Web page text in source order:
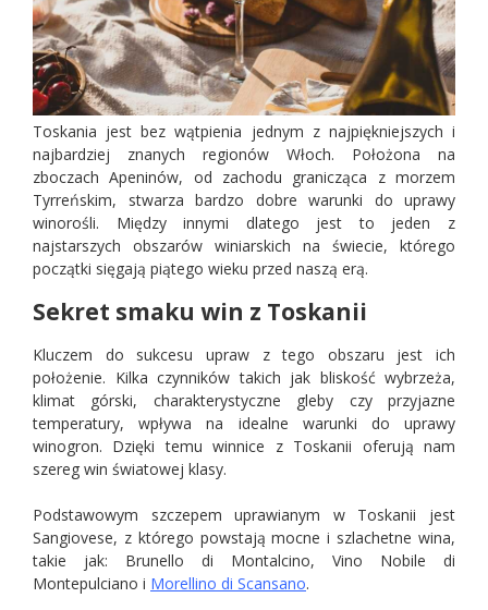
Toskania jest bez wątpienia jednym z najpiękniejszych i
najbardziej znanych regionów Włoch. Położona na
zboczach Apeninów, od zachodu granicząca z morzem
Tyrreńskim, stwarza bardzo dobre warunki do uprawy
winorośli. Między innymi dlatego jest to jeden z
najstarszych obszarów winiarskich na świecie, którego
początki sięgają piątego wieku przed naszą erą.
Sekret smaku win z Toskanii
Kluczem do sukcesu upraw z tego obszaru jest ich
położenie. Kilka czynników takich jak bliskość wybrzeża,
klimat górski, charakterystyczne gleby czy przyjazne
temperatury, wpływa na idealne warunki do uprawy
winogron. Dzięki temu winnice z Toskanii oferują nam
szereg win światowej klasy.
Podstawowym szczepem uprawianym w Toskanii jest
Sangiovese, z którego powstają mocne i szlachetne wina,
takie jak: Brunello di Montalcino, Vino Nobile di
Montepulciano i Morellino di Scansano.